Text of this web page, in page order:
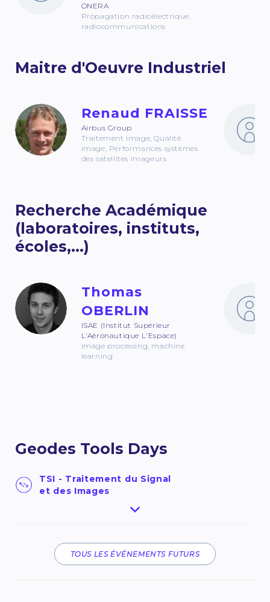
ONERA
Propagation radioélectrique,
radiocommunications
Maitre d'Oeuvre Industriel
Renaud FRAISSE
Airbus Group
Traitement image, Qualité
image, Performances systèmes
des satellites imageurs
Recherche Académique
(laboratoires, instituts,
écoles,...)
Thomas
OBERLIN
ISAE (Institut Supérieur
L'Aéronautique L'Espace)
Image processing, machine
learning
Geodes Tools Days
TSI - Traitement du Signal
et des Images
inaugurons cette année suite à la mise en ligne
du portail Geodes Tools : Portail des outils de
traitement et de valorisation de la donnée
TOUS LES ÉVÉNEMENTS FUTURS